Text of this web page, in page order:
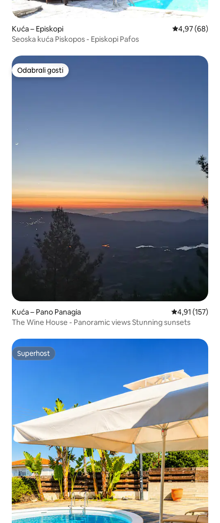
Kuća – Episkopi Prosječna
4,97 (68)
Seoska kuća Piskopos - Episkopi Pafos
Odabrali gosti
Odabrali gosti
Kuća – Pano Panagia Prosječna
4,91 (157)
The Wine House - Panoramic views Stunning sunsets
Superhost
Superhost